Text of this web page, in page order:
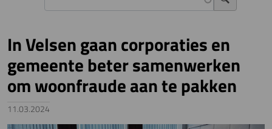
In Velsen gaan corporaties en
gemeente beter samenwerken
om woonfraude aan te pakken
11.03.2024